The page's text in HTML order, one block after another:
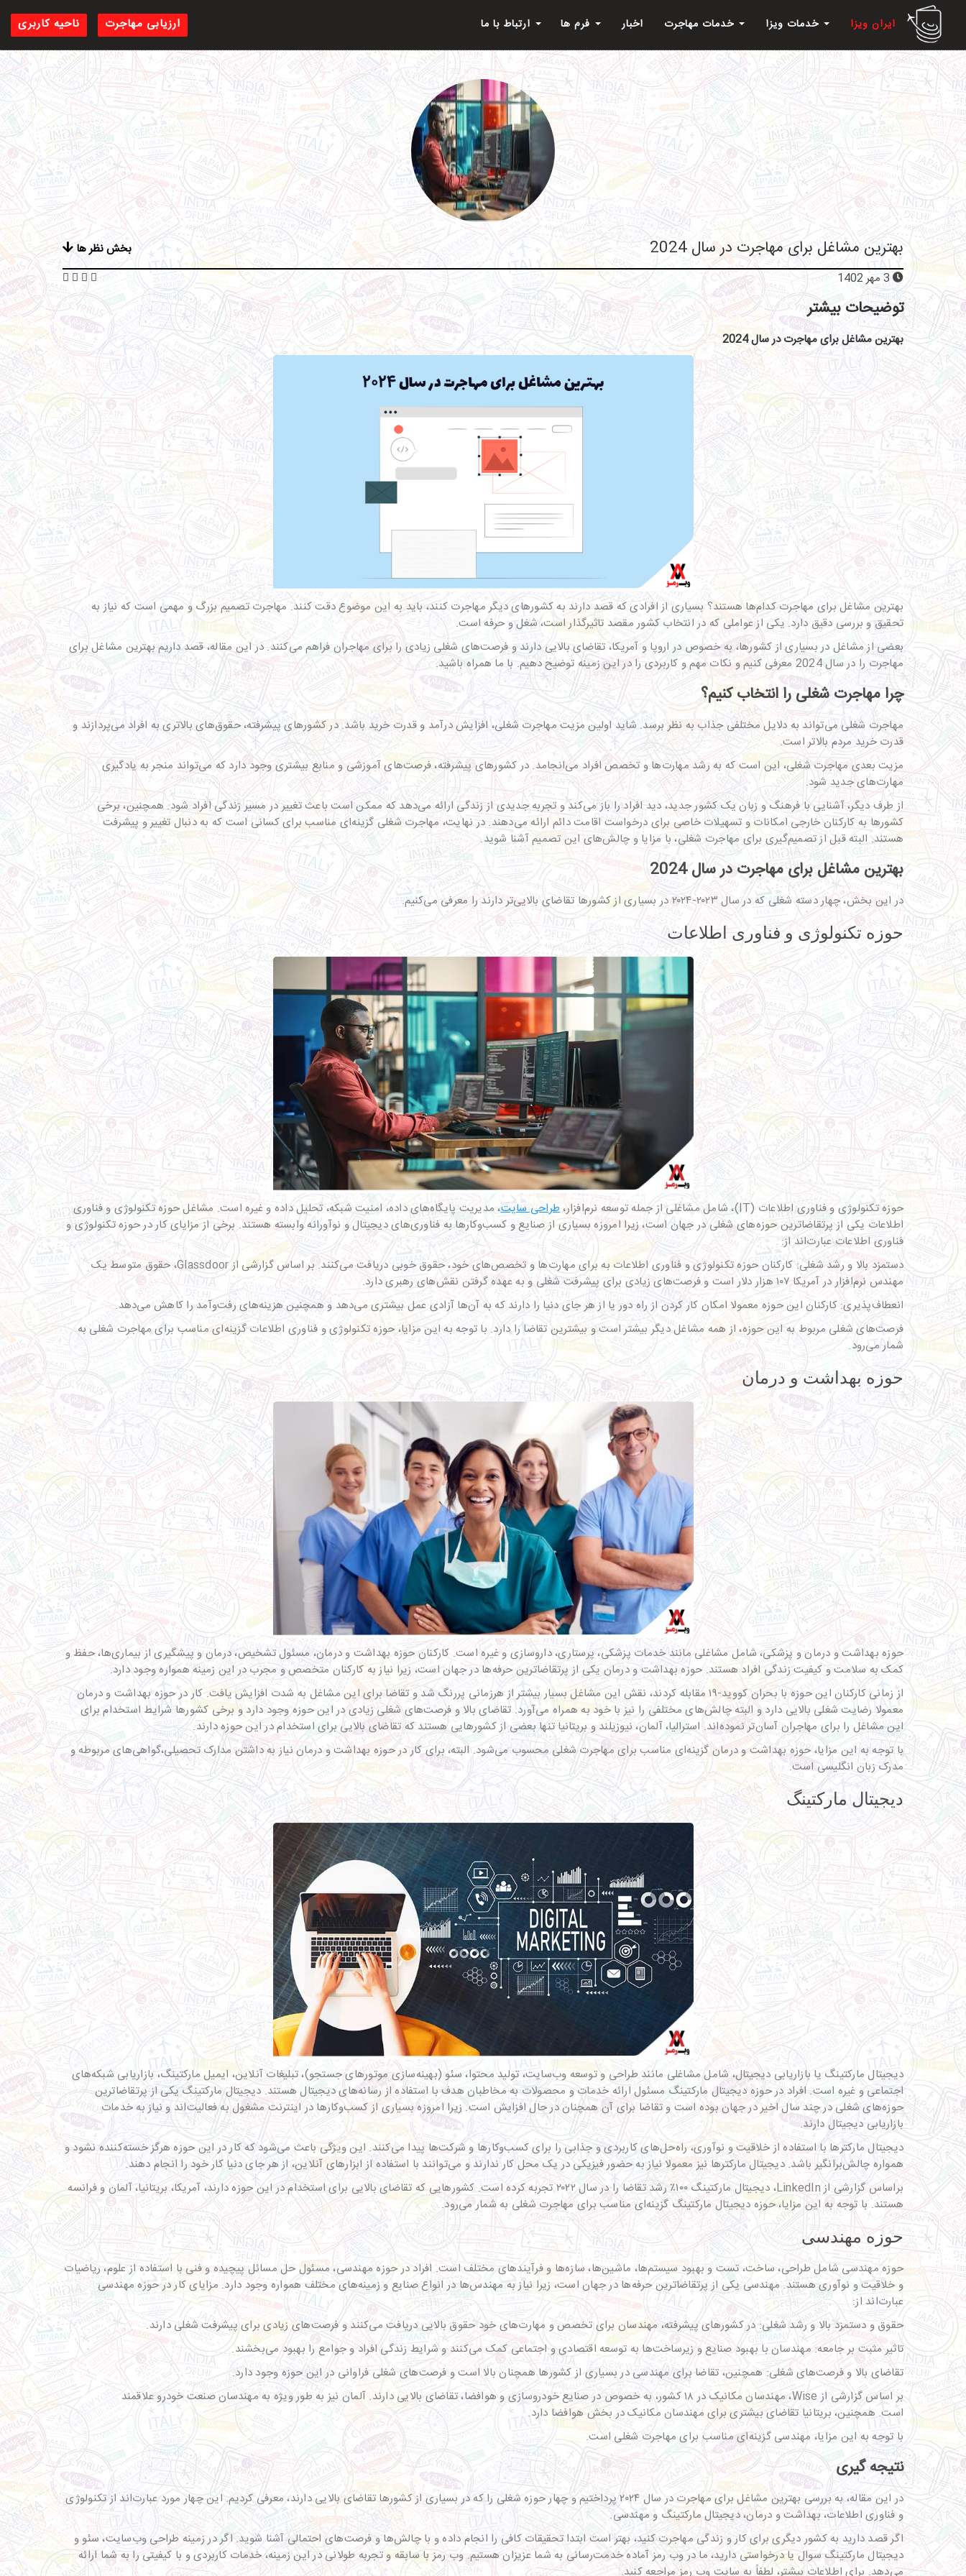
ناحیه کاربری ارزیابی مهاجرت ایران ویزا اخبار
بهترین مشاغل برای مهاجرت در سال 2024
بخش نظر ها
توضیحات بیشتر
بهترین مشاغل برای مهاجرت در سال 2024
بهترین مشاغل برای مهاجرت کدام‌ها هستند؟ بسیاری از افرادی که قصد دارند به کشورهای دیگر مهاجرت کنند، باید به این موضوع دقت کنند. مهاجرت تصمیم بزرگ و مهمی است که نیاز به
تحقیق و بررسی دقیق دارد. یکی از عواملی که در انتخاب کشور مقصد تاثیرگذار است، شغل و حرفه است.
بعضی از مشاغل در بسیاری از کشورها، به خصوص در اروپا و آمریکا، تقاضای بالایی دارند و فرصت‌های شغلی زیادی را برای مهاجران فراهم می‌کنند. در این مقاله، قصد داریم بهترین مشاغل برای
مهاجرت را در سال 2024 معرفی کنیم و نکات مهم و کاربردی را در این زمینه توضیح دهیم. با ما همراه باشید.
چرا مهاجرت شغلی را انتخاب کنیم؟
مهاجرت شغلی می‌تواند به دلایل مختلفی جذاب به نظر برسد. شاید اولین مزیت مهاجرت شغلی، افزایش درآمد و قدرت خرید باشد. در کشورهای پیشرفته، حقوق‌های بالاتری به افراد می‌پردازند و
قدرت خرید مردم بالاتر است.
مزیت بعدی مهاجرت شغلی، این است که به رشد مهارت‌ها و تخصص افراد می‌انجامد. در کشورهای پیشرفته، فرصت‌های آموزشی و منابع بیشتری وجود دارد که می‌تواند منجر به یادگیری
مهارت‌های جدید شود.
از طرف دیگر، آشنایی با فرهنگ و زبان یک کشور جدید، دید افراد را باز می‌کند و تجربه جدیدی از زندگی ارائه می‌دهد که ممکن است باعث تغییر در مسیر زندگی افراد شود. همچنین، برخی
کشورها به کارکنان خارجی امکانات و تسهیلات خاصی برای درخواست اقامت دائم ارائه می‌دهند. در نهایت، مهاجرت شغلی گزینه‌ای مناسب برای کسانی است که به دنبال تغییر و پیشرفت
هستند. البته قبل از تصمیم‌گیری برای مهاجرت شغلی، با مزایا و چالش‌های این تصمیم آشنا شوید.
بهترین مشاغل برای مهاجرت در سال 2024
در این بخش، چهار دسته شغلی که در سال ۲۰۲۳-۲۰۲۴ در بسیاری از کشورها تقاضای بالایی‌تر دارند را معرفی می‌کنیم.
حوزه تکنولوژی و فناوری اطلاعات
حوزه تکنولوژی و فناوری اطلاعات (IT)، شامل مشاغلی از جمله توسعه نرم‌افزار، طراحی سایت، مدیریت پایگاه‌های داده، امنیت شبکه، تحلیل داده و غیره است. مشاغل حوزه تکنولوژی و فناوری
اطلاعات یکی از پرتقاضاترین حوزه‌های شغلی در جهان است، زیرا امروزه بسیاری از صنایع و کسب‌وکارها به فناوری‌های دیجیتال و نوآورانه وابسته هستند. برخی از مزایای کار در حوزه تکنولوژی و
فناوری اطلاعات عبارت‌اند از:
دستمزد بالا و رشد شغلی: کارکنان حوزه تکنولوژی و فناوری اطلاعات به برای مهارت‌ها و تخصص‌های خود، حقوق خوبی دریافت می‌کنند. بر اساس گزارشی از Glassdoor، حقوق متوسط یک
مهندس نرم‌افزار در آمریکا ۱۰۷ هزار دلار است و فرصت‌های زیادی برای پیشرفت شغلی و به عهده گرفتن نقش‌های رهبری دارد.
انعطاف‌پذیری: کارکنان این حوزه معمولا امکان کار کردن از راه دور یا از هر جای دنیا را دارند که به آن‌ها آزادی عمل بیشتری می‌دهد و همچنین هزینه‌های رفت‌وآمد را کاهش می‌دهد.
فرصت‌های شغلی مربوط به این حوزه، از همه مشاغل دیگر بیشتر است و بیشترین تقاضا را دارد. با توجه به این مزایا، حوزه تکنولوژی و فناوری اطلاعات گزینه‌ای مناسب برای مهاجرت شغلی به
شمار می‌رود.
حوزه بهداشت و درمان
حوزه بهداشت و درمان و پزشکی، شامل مشاغلی مانند خدمات پزشکی، پرستاری، داروسازی و غیره است. کارکنان حوزه بهداشت و درمان، مسئول تشخیص، درمان و پیشگیری از بیماری‌ها، حفظ و
کمک به سلامت و کیفیت زندگی افراد هستند. حوزه بهداشت و درمان یکی از پرتقاضاترین حرفه‌ها در جهان است، زیرا نیاز به کارکنان متخصص و مجرب در این زمینه همواره وجود دارد.
از زمانی کارکنان این حوزه با بحران کووید-۱۹ مقابله کردند، نقش این مشاغل بسیار بیشتر از هرزمانی پررنگ شد و تقاضا برای این مشاغل به شدت افزایش یافت. کار در حوزه بهداشت و درمان
معمولا رضایت شغلی بالایی دارد و البته چالش‌های مختلفی را نیز با خود به همراه می‌آورد. تقاضای بالا و فرصت‌های شغلی زیادی در این حوزه وجود دارد و برخی کشورها شرایط استخدام برای
این مشاغل را برای مهاجران آسان‌تر نموده‌اند. استرالیا، آلمان، نیوزیلند و بریتانیا تنها بعضی از کشورهایی هستند که تقاضای بالایی برای استخدام در این حوزه دارند.
با توجه به این مزایا، حوزه بهداشت و درمان گزینه‌ای مناسب برای مهاجرت شغلی محسوب می‌شود. البته، برای کار در حوزه بهداشت و درمان نیاز به داشتن مدارک تحصیلی،گواهی‌های مربوطه و
مدرک زبان انگلیسی است.
دیجیتال مارکتینگ
دیجیتال مارکتینگ یا بازاریابی دیجیتال، شامل مشاغلی مانند طراحی و توسعه وب‌سایت، تولید محتوا، سئو (بهینه‌سازی موتورهای جستجو)، تبلیغات آنلاین، ایمیل مارکتینگ، بازاریابی شبکه‌های
اجتماعی و غیره است. افراد در حوزه دیجیتال مارکتینگ مسئول ارائه خدمات و محصولات به مخاطبان هدف با استفاده از رسانه‌های دیجیتال هستند. دیجیتال مارکتینگ یکی از پرتقاضاترین
حوزه‌های شغلی در چند سال اخیر در جهان بوده است و تقاضا برای آن همچنان در حال افزایش است. زیرا امروزه بسیاری از کسب‌وکارها در اینترنت مشغول به فعالیت‌اند و نیاز به خدمات
بازاریابی دیجیتال دارند.
دیجیتال مارکترها با استفاده از خلاقیت و نوآوری، راه‌حل‌های کاربردی و جذابی را برای کسب‌وکارها و شرکت‌ها پیدا می‌کنند. این ویژگی باعث می‌شود که کار در این حوزه هرگز خسته‌کننده نشود و
همواره چالش‌برانگیر باشد. دیجیتال مارکترها نیز معمولا نیاز به حضور فیزیکی در یک محل کار ندارند و می‌توانند با استفاده از ابزارهای آنلاین، از هر جای دنیا کار خود را انجام دهند.
براساس گزارشی از LinkedIn، دیجیتال مارکتینگ ۱۰۰٪ رشد تقاضا را در سال ۲۰۲۲ تجربه کرده است. كشورهایی كه تقاضای بالایی برای استخدام در این حوزه دارند، آمریكا، بریتانیا، آلمان و فرانسه
هستند. با توجه به این مزایا، حوزه دیجیتال مارکتینگ گزینه‌ای مناسب برای مهاجرت شغلی به شمار می‌رود.
حوزه مهندسی
حوزه مهندسی شامل طراحی، ساخت، تست و بهبود سیستم‌ها، ماشین‌ها، سازه‌ها و فرآیندهای مختلف است. افراد در حوزه مهندسی، مسئول حل مسائل پیچیده و فنی با استفاده از علوم، ریاضیات
و خلاقیت و نوآوری هستند. مهندسی یکی از پرتقاضاترین حرفه‌ها در جهان است، زیرا نیاز به مهندس‌ها در انواع صنایع و زمینه‌های مختلف همواره وجود دارد. مزایای کار در حوزه مهندسی
عبارت‌اند از:
حقوق و دستمزد بالا و رشد شغلی: در کشورهای پیشرفته، مهندسان برای تخصص و مهارت‌های خود حقوق بالایی دریافت می‌کنند و فرصت‌های زیادی برای پیشرفت شغلی دارند.
تاثیر مثبت بر جامعه: مهندسان با بهبود صنایع و زیرساخت‌ها به توسعه اقتصادی و اجتماعی کمک می‌کنند و شرایط زندگی افراد و جوامع را بهبود می‌بخشند.
تقاضای بالا و فرصت‌های شغلی: همچنین، تقاضا برای مهندسی در بسیاری از کشورها همچنان بالا است و فرصت‌های شغلی فراوانی در این حوزه وجود دارد.
بر اساس گزارشی از Wise، مهندسان مکانیک در ۱۸ کشور، به خصوص در صنایع خودروسازی و هوافضا، تقاضای بالایی دارند. آلمان نیز به طور ویژه به مهندسان صنعت خودرو علاقمند
است. همچنین، بریتانیا تقاضای بیشتری برای مهندسان مکانیک در بخش هوافضا دارد.
با توجه به این مزایا، مهندسی گزینه‌ای مناسب برای مهاجرت شغلی است.
نتیجه گیری
در این مقاله، به بررسی بهترین مشاغل برای مهاجرت در سال ۲۰۲۴ پرداختیم و چهار حوزه شغلی را که در بسیاری از کشورها تقاضای بالایی دارند، معرفی کردیم. این چهار مورد عبارت‌اند از تکنولوژی
و فناوری اطلاعات، بهداشت و درمان، دیجیتال مارکتینگ و مهندسی.
اگر قصد دارید به کشور دیگری برای کار و زندگی مهاجرت کنید، بهتر است ابتدا تحقیقات کافی را انجام داده و با چالش‌ها و فرصت‌های احتمالی آشنا شوید. اگر در زمینه طراحی وب‌سایت، سئو و
دیجیتال مارکتینگ سوال یا درخواستی دارید، ما در وب رمز آماده خدمت‌رسانی به شما عزیزان هستیم. وب رمز با سابقه و تجربه طولانی در این زمینه، خدمات کاربردی و با کیفیتی را به شما ارائه
می‌دهد. برای اطلاعات بیشتر، لطفاً به سایت وب رمز مراجعه کنید.